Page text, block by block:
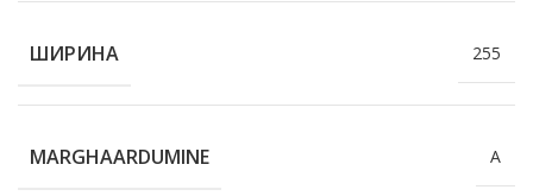
ШИРИНА 255
MARGHAARDUMINE A